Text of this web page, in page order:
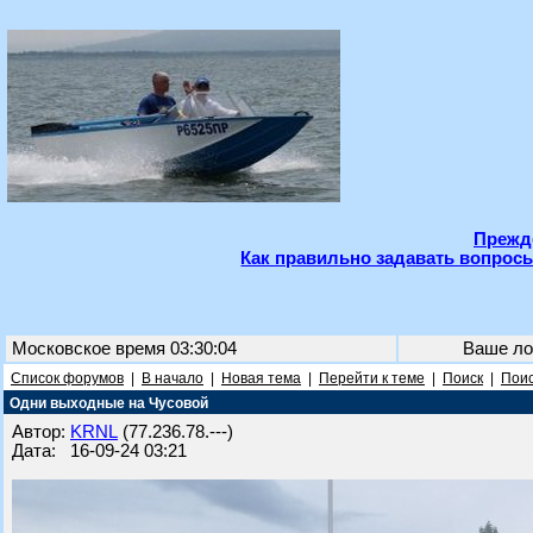
Как правильно задавать
Московское время 03:30:04 Ваше
Список форумов В начало Новая тема Перейти к теме Поиск
Одни выходные на Чусовой
Автор: KRNL (77.236.78.---)
Дата: 16-09-24 03:21